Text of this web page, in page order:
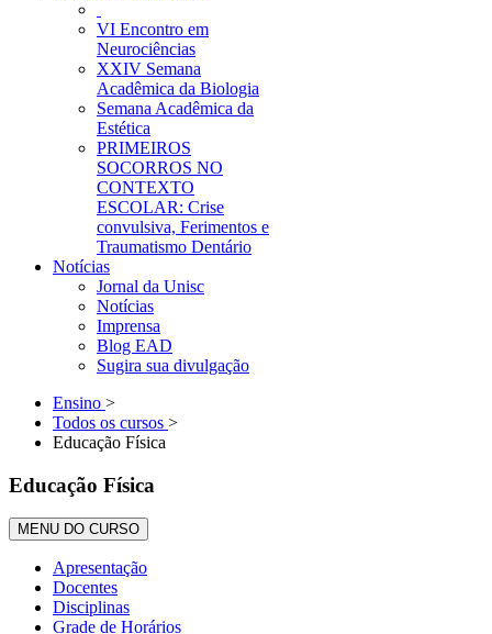
VI Encontro em
Neurociências
XXIV Semana
Acadêmica da Biologia
Semana Acadêmica da
Estética
PRIMEIROS
SOCORROS NO
CONTEXTO
ESCOLAR: Crise
convulsiva, Ferimentos e
Traumatismo Dentário
Notícias
Jornal da Unisc
Notícias
Imprensa
Blog EAD
Sugira sua divulgação
Ensino >
Todos os cursos >
Educação Física
Educação Física
MENU DO CURSO
Apresentação
Docentes
Disciplinas
Grade de Horários